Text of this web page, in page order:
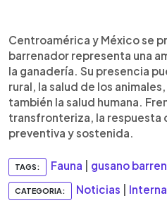
Centroamérica y México se
barrenador representa una
la ganadería. Su presencia
rural, la salud de los
también la salud humana.
transfronteriza, la respuesta
preventiva y sostenida.
TAGS: Fauna gusano
CATEGORIA: Noticias